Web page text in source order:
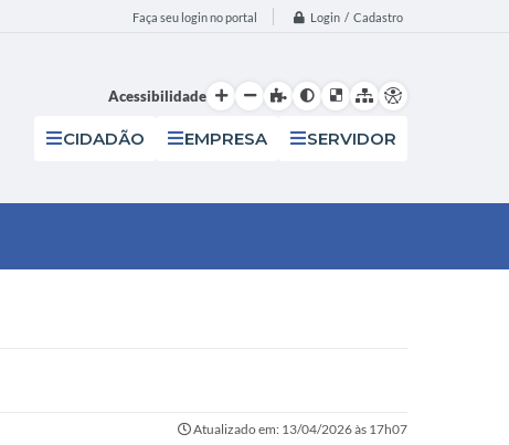
Faça seu login no portal Login / Cadastro
Acessibilidade
CIDADÃO EMPRESA SERVIDOR
Atualizado em: 13/04/2026 às 17h07